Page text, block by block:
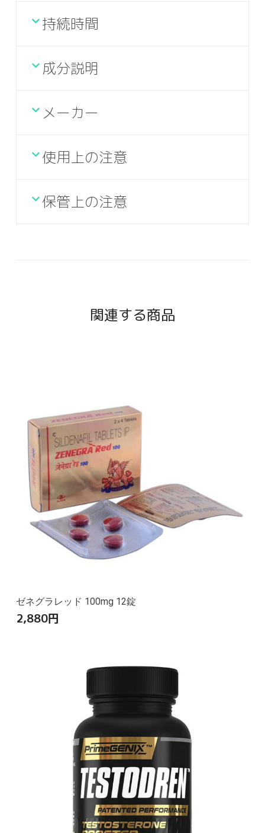
持続時間
成分説明
メーカー
使用上の注意
保管上の注意
関連する商品
ゼネグラレッド 100mg 12錠
2,880円